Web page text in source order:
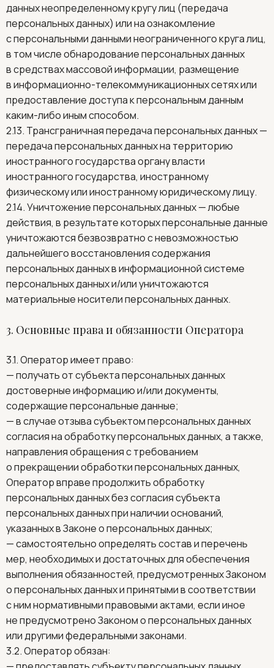
данных неопределенному кругу лиц (передача
персональных данных) или на ознакомление
с персональными данными неограниченного круга лиц,
в том числе обнародование персональных данных
в средствах массовой информации, размещение
в информационно-телекоммуникационных сетях или
предоставление доступа к персональным данным
каким-либо иным способом.
2.13. Трансграничная передача персональных данных —
передача персональных данных на территорию
иностранного государства органу власти
иностранного государства, иностранному
физическому или иностранному юридическому лицу.
2.14. Уничтожение персональных данных — любые
действия, в результате которых персональные данные
уничтожаются безвозвратно с невозможностью
дальнейшего восстановления содержания
персональных данных в информационной системе
персональных данных и/или уничтожаются
материальные носители персональных данных.
3. Основные права и обязанности Оператора
3.1. Оператор имеет право:
— получать от субъекта персональных данных
достоверные информацию и/или документы,
содержащие персональные данные;
— в случае отзыва субъектом персональных данных
согласия на обработку персональных данных, а также,
направления обращения с требованием
о прекращении обработки персональных данных,
Оператор вправе продолжить обработку
персональных данных без согласия субъекта
персональных данных при наличии оснований,
указанных в Законе о персональных данных;
— самостоятельно определять состав и перечень
мер, необходимых и достаточных для обеспечения
выполнения обязанностей, предусмотренных Законом
о персональных данных и принятыми в соответствии
с ним нормативными правовыми актами, если иное
не предусмотрено Законом о персональных данных
или другими федеральными законами.
3.2. Оператор обязан: